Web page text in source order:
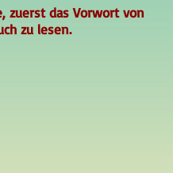
zuerst das Vorwort von
zu lesen.